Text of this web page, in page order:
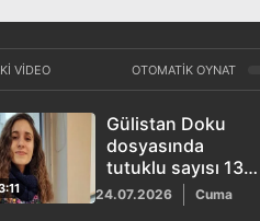
VİDEO OTOMATİK OYNAT
Gülistan Doku
dosyasında
tutuklu sayısı 13'e
yükseldi:
24.07.2026 Cuma